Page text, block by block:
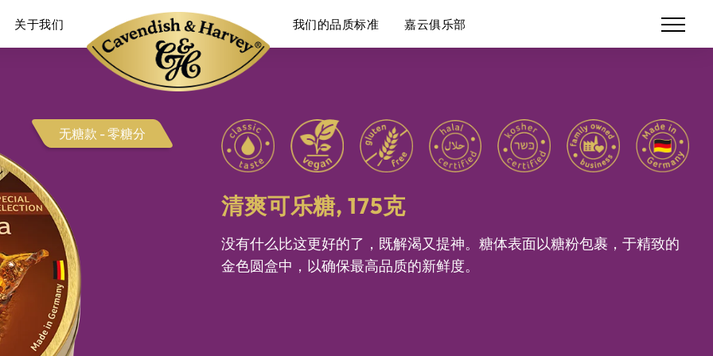
关于我们 我们的品质标准 嘉云俱乐部
无糖款 - 零糖分
清爽可乐糖, 175克
没有什么比这更好的了，既解渴又提神。糖体表面以糖粉包裹，于精致的
金色圆盒中，以确保最高品质的新鲜度。